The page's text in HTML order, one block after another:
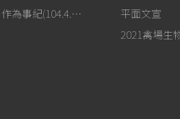
作為事紀(104.4.13行政院新聞傳播處彙整)
平面文宣